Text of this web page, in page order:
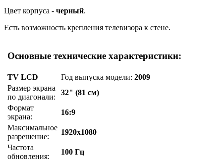
Цвет корпуса - черный.
Есть возможность крепления телевизора к стене.
Основные технические характеристики:
TV LCD Год выпуска модели:2009
Размер экрана
по диагонали:
32" (81 см)
Формат
экрана:
16:9
Максимальное
разрешение:
1920x1080
Частота
обновления:
100 Гц